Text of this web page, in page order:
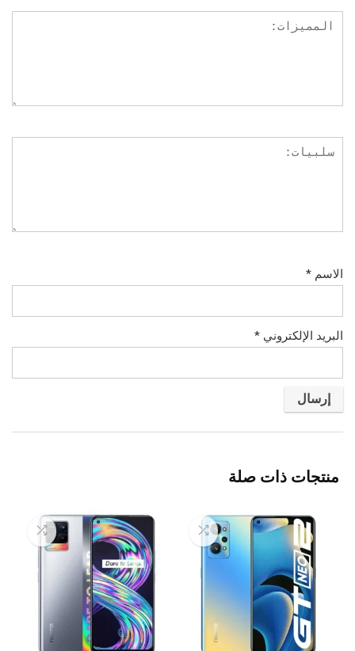
الاسم *
البريد الإلكتروني *
منتجات ذات صلة